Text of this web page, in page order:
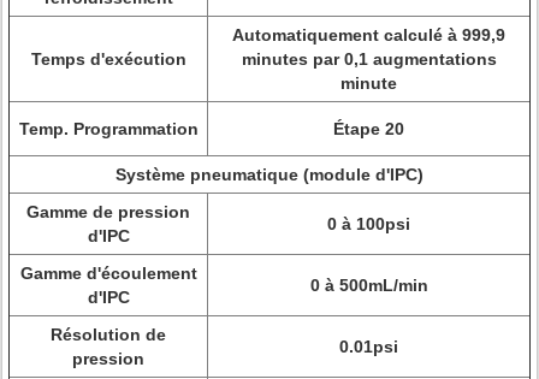
Temps d'exécution
Automatiquement calculé à 999,9
minutes par 0,1 augmentations
minute
Temp. Programmation Étape 20
Système pneumatique (module d'IPC)
Gamme de pression
d'IPC
0 à 100psi
Gamme d'écoulement
d'IPC
0 à 500mL/min
Résolution de
pression
0.01psi